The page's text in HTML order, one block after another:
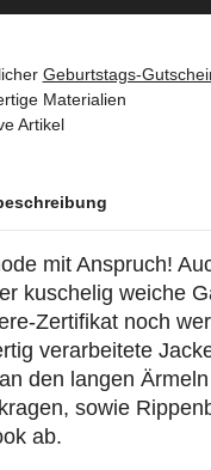
Geburtstags-
Materialien
Artikel
mit Anspruch!
kuschelig weiche
Zertifikat noch
verarbeitete
den langen
sowie
ab.